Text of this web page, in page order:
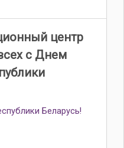
центр
с Днем